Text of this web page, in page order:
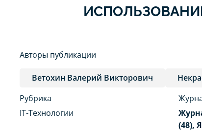
Авторы публикации
Ветохин Валерий Викторович
Рубрика
IT-Технологии
(48),